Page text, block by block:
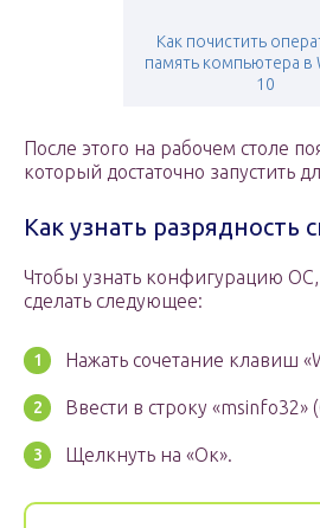
Как почистить
память компьютера в
10
После этого на рабочем столе
который достаточно запустить
Как узнать разрядность
Чтобы узнать конфигурацию ОС,
сделать следующее:
Нажать сочетание клавиш
Ввести в строку «msinfo32»
Щелкнуть на «Ок».